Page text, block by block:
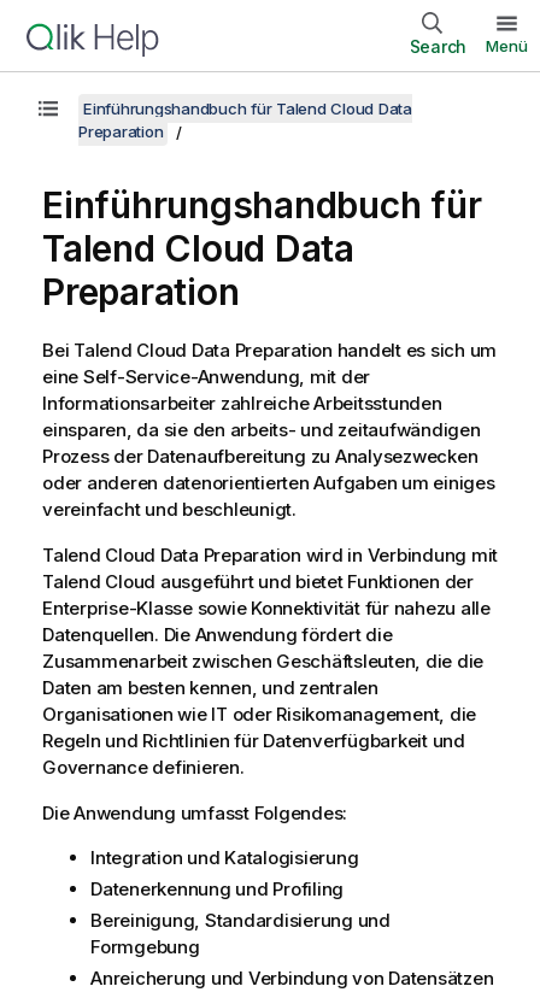
Search Menü
Einführungshandbuch für Talend Cloud Data
Preparation
Einführungshandbuch für
Talend Cloud Data
Preparation
Bei Talend Cloud Data Preparation handelt es sich um
eine Self-Service-Anwendung, mit der
Informationsarbeiter zahlreiche Arbeitsstunden
einsparen, da sie den arbeits- und zeitaufwändigen
Prozess der Datenaufbereitung zu Analysezwecken
oder anderen datenorientierten Aufgaben um einiges
vereinfacht und beschleunigt.
Talend Cloud Data Preparation wird in Verbindung mit
Talend Cloud ausgeführt und bietet Funktionen der
Enterprise-Klasse sowie Konnektivität für nahezu alle
Datenquellen. Die Anwendung fördert die
Zusammenarbeit zwischen Geschäftsleuten, die die
Daten am besten kennen, und zentralen
Organisationen wie IT oder Risikomanagement, die
Regeln und Richtlinien für Datenverfügbarkeit und
Governance definieren.
Die Anwendung umfasst Folgendes:
Integration und Katalogisierung
Datenerkennung und Profiling
Bereinigung, Standardisierung und
Formgebung
Anreicherung und Verbindung von Datensätzen